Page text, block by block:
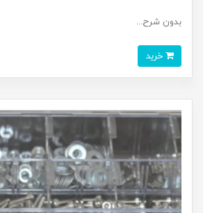
بدون شرح...